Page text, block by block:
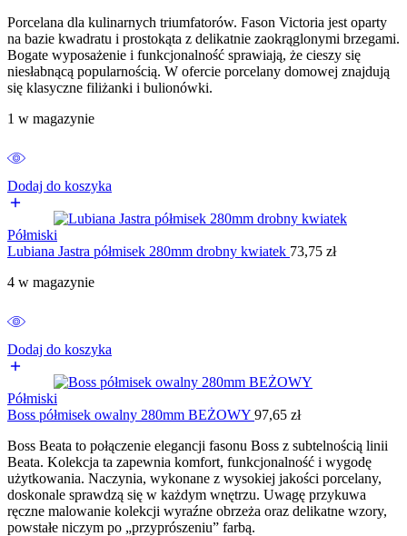
Porcelana dla kulinarnych triumfatorów. Fason Victoria jest oparty
na bazie kwadratu i prostokąta z delikatnie zaokrąglonymi brzegami.
Bogate wyposażenie i funkcjonalność sprawiają, że cieszy się
niesłabnącą popularnością. W ofercie porcelany domowej znajdują
się klasyczne filiżanki i bulionówki.
1 w magazynie
Dodaj do koszyka
Półmiski
Lubiana Jastra półmisek 280mm drobny kwiatek 73,75 zł
4 w magazynie
Dodaj do koszyka
Półmiski
Boss półmisek owalny 280mm BEŻOWY 97,65 zł
Boss Beata to połączenie elegancji fasonu Boss z subtelnością linii
Beata. Kolekcja ta zapewnia komfort, funkcjonalność i wygodę
użytkowania. Naczynia, wykonane z wysokiej jakości porcelany,
doskonale sprawdzą się w każdym wnętrzu. Uwagę przykuwa
ręczne malowanie kolekcji wyraźne obrzeża oraz delikatne wzory,
powstałe niczym po „przyprószeniu” farbą.